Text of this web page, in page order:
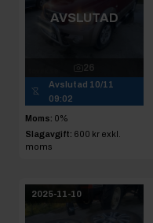
AVSLUTAD
26
Avslutad 10/11
09:02
Moms: 0%
Slagavgift: 600 kr exkl.
moms
2025-11-10